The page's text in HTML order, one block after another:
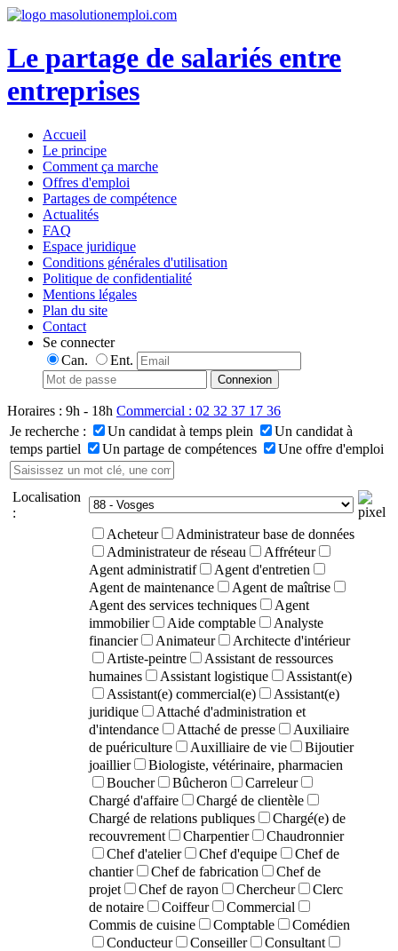
Le partage de salariés entre
entreprises
Accueil
Le principe
Comment ça marche
Offres d'emploi
Partages de compétence
Actualités
FAQ
Espace juridique
Conditions générales d'utilisation
Politique de confidentialité
Mentions légales
Plan du site
Contact
Se connecter
Can.
Ent.
Horaires : 9h - 18h Commercial : 02 32 37 17 36
Je recherche :
Un candidat à temps plein
Un candidat à
temps partiel
Un partage de compétences Une offre d'emploi
Localisation
:
Acheteur
Administrateur base de données
Administrateur de réseau
Affréteur
Agent administratif
Agent d'entretien
Agent de maintenance
Agent de maîtrise
Agent des services techniques
Agent
immobilier
Aide comptable
Analyste
financier
Animateur
Architecte d'intérieur
Artiste-peintre
Assistant de ressources
humaines
Assistant logistique
Assistant(e)
Assistant(e) commercial(e)
Assistant(e)
juridique
Attaché d'administration et
d'intendance
Attaché de presse
Auxiliaire
de puériculture
Auxilliaire de vie
Bijoutier
joaillier
Biologiste, vétérinaire, pharmacien
Boucher
Bûcheron
Carreleur
Chargé d'affaire
Chargé de clientèle
Chargé de relations publiques
Chargé(e) de
recouvrement
Charpentier
Chaudronnier
Chef d'atelier
Chef d'equipe
Chef de
chantier
Chef de fabrication
Chef de
projet
Chef de rayon Chercheur
Clerc
de notaire
Coiffeur
Commercial
Commis de cuisine
Comptable
Comédien
Conducteur
Conseiller
Consultant